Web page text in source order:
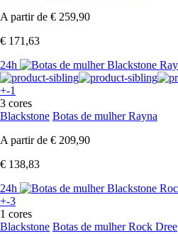
A partir de € 259,90
€ 171,63
24h
+-1
3 cores
Blackstone Botas de mulher Rayna
A partir de € 209,90
€ 138,83
24h
+-3
1 cores
Blackstone Botas de mulher Rock Dree